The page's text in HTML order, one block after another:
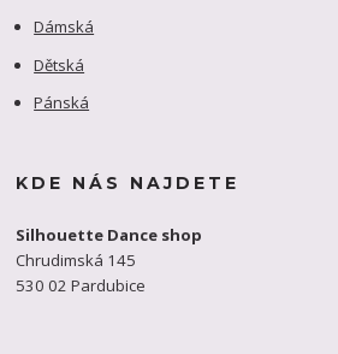
Dámská
Dětská
Pánská
KDE NÁS NAJDETE
Silhouette Dance shop
Chrudimská 145
530 02 Pardubice